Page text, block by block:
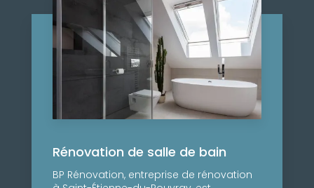
Rénovation de salle de bain
BP Rénovation, entreprise de rénovation